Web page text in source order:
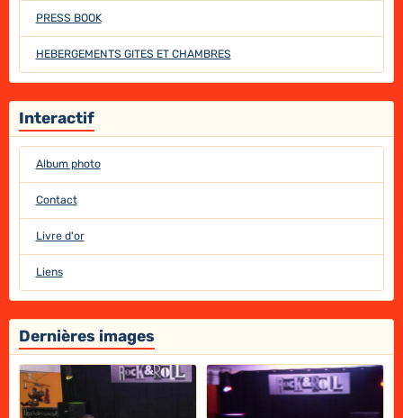
PRESS BOOK
HEBERGEMENTS GITES ET CHAMBRES
Interactif
Album photo
Contact
Livre d'or
Liens
Dernières images